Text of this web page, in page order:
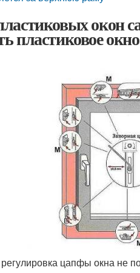
окон
пластиковое
цапфы окна не